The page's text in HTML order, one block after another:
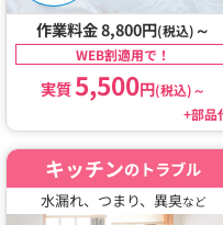
作業料金 8,800円(税込) ～
WEB割適用で！
実質5,500円(税込)～
+部品
キッチンのトラブル
水漏れ、つまり、異臭など